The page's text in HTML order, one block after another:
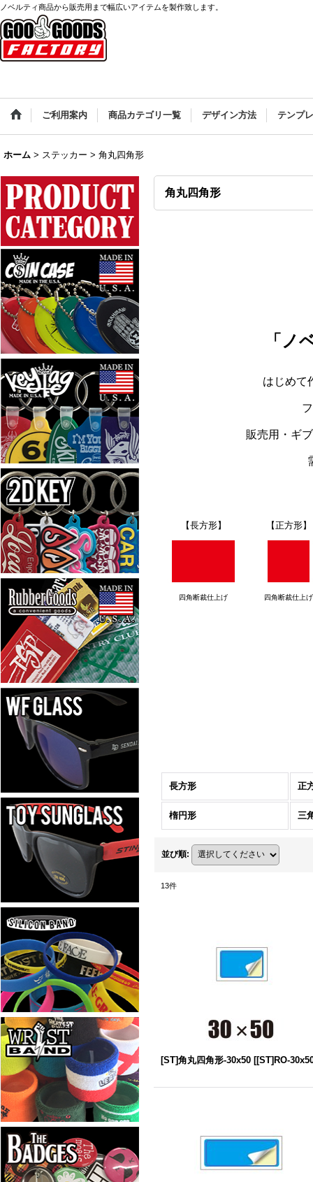
ノベルティ商品から販売用まで幅広いアイテムを製作致します。
ご利用案内 商品カテゴリ一覧 デザイン方法 テンプ
ホーム > ステッカー > 角丸四角形
角丸四角形
「ノ
はじめて
販売用・ギ
【長方形】 【正方形】
四角断裁仕上げ 四角断裁仕上げ
長方形 正
楕円形 三
並び順:
13件
[ST]角丸四角形-30x50 [[ST]RO-